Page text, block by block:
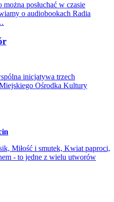
posłuchać w czasie
o audiobookach Radia
inicjatywa trzech
Ośrodka Kultury
Miłość i smutek, Kwiat paproci,
- to jedne z wielu utworów